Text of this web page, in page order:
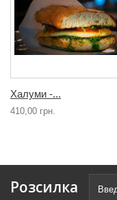
Халуми -...
410,00 грн.
Розсилка